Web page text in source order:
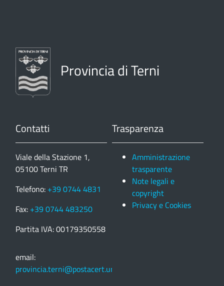
Provincia di Terni
Contatti
Viale della Stazione 1,
05100 Terni TR
Telefono: +39 0744 4831
Fax: +39 0744 483250
Partita IVA: 00179350558
email:
provincia.terni@postacert.umbria.it
Trasparenza
Amministrazione
trasparente
Note legali e
copyright
Privacy e Cookies